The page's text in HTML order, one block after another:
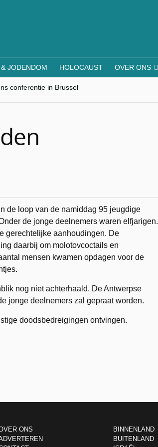
JODENDOM HOLOCAUST OVER ONS
conferentie in Brussel
begrijpt”, Jinnih Beels (Vooruit)
de loop van de namiddag 95 jeugdige
de jonge deelnemers waren elfjarigen.
gerechtelijke aanhoudingen. De
daarbij om molotovcoctails en
mensen kwamen opdagen voor de
nog niet achterhaald. De Antwerpse
jonge deelnemers zal gepraat worden.
doodsbedreigingen ontvingen.
ONS
BINNENLAND
BUITENLAND